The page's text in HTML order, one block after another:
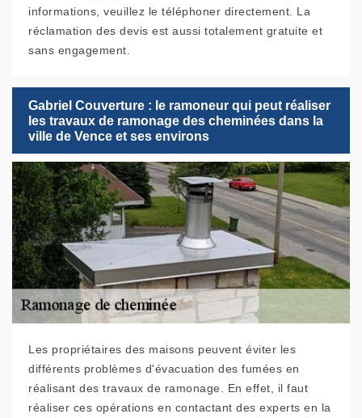
informations, veuillez le téléphoner directement. La
réclamation des devis est aussi totalement gratuite et
sans engagement.
Gabriel Couverture : le ramoneur qui peut réaliser
les travaux de ramonage des cheminées dans la
ville de Vence et ses environs
Les propriétaires des maisons peuvent éviter les
différents problèmes d'évacuation des fumées en
réalisant des travaux de ramonage. En effet, il faut
réaliser ces opérations en contactant des experts en la